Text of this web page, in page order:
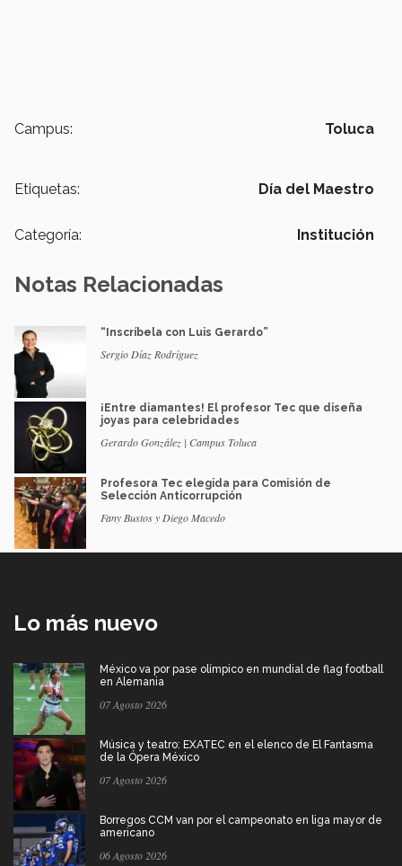
Campus: Toluca
Etiquetas: Día del Maestro
Categoría: Institución
Notas Relacionadas
“Inscríbela con Luis Gerardo”
Sergio Díaz Rodríguez
¡Entre diamantes! El profesor Tec que diseña
joyas para celebridades
Gerardo González | Campus Toluca
Profesora Tec elegida para Comisión de
Selección Anticorrupción
Fany Bustos y Diego Macedo
Lo más nuevo
México va por pase olímpico en mundial de flag football
en Alemania
07 Agosto 2026
Música y teatro: EXATEC en el elenco de El Fantasma
de la Ópera México
07 Agosto 2026
Borregos CCM van por el campeonato en liga mayor de
americano
06 Agosto 2026